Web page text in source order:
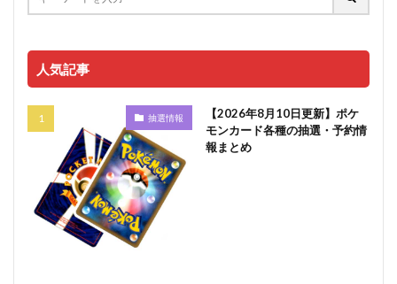
人気記事
抽選情報
【2026年8月10日更新】ポケ
モンカード各種の抽選・予約情
報まとめ